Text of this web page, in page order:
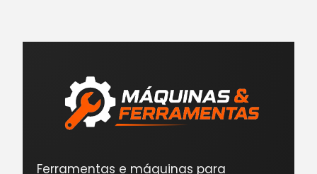
Ferramentas e máquinas para